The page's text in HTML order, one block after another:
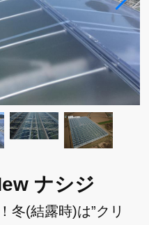
ナシジ
冬(結露時)は”クリ